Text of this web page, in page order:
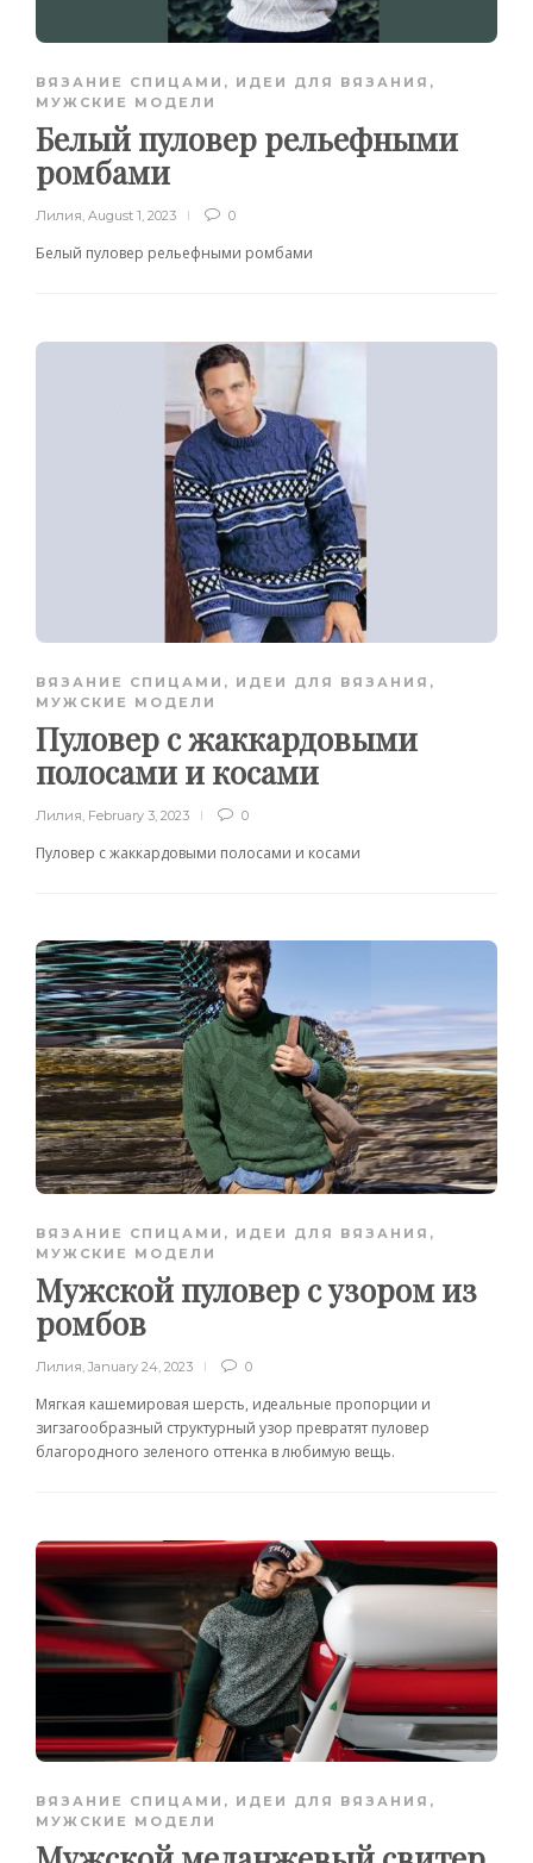
ВЯЗАНИЕ СПИЦАМИ , ИДЕИ ДЛЯ ВЯЗАНИЯ ,
МУЖСКИЕ МОДЕЛИ
Белый пуловер рельефными
ромбами
Лилия August 1, 2023 0
Белый пуловер рельефными ромбами
ВЯЗАНИЕ СПИЦАМИ , ИДЕИ ДЛЯ ВЯЗАНИЯ ,
МУЖСКИЕ МОДЕЛИ
Пуловер с жаккардовыми
полосами и косами
Лилия February 3, 2023 0
Пуловер с жаккардовыми полосами и косами
ВЯЗАНИЕ СПИЦАМИ , ИДЕИ ДЛЯ ВЯЗАНИЯ ,
МУЖСКИЕ МОДЕЛИ
Мужской пуловер с узором из
ромбов
Лилия, January 24, 2023 0
Мягкая кашемировая шерсть, идеальные пропорции и
зигзагообразный структурный узор превратят пуловер
благородного зеленого оттенка в любимую вещь.
ВЯЗАНИЕ СПИЦАМИ , ИДЕИ ДЛЯ ВЯЗАНИЯ ,
МУЖСКИЕ МОДЕЛИ